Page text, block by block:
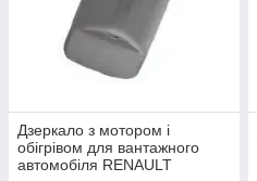
Дзеркало з мотором і
обігрівом для вантажного
автомобіля RENAULT